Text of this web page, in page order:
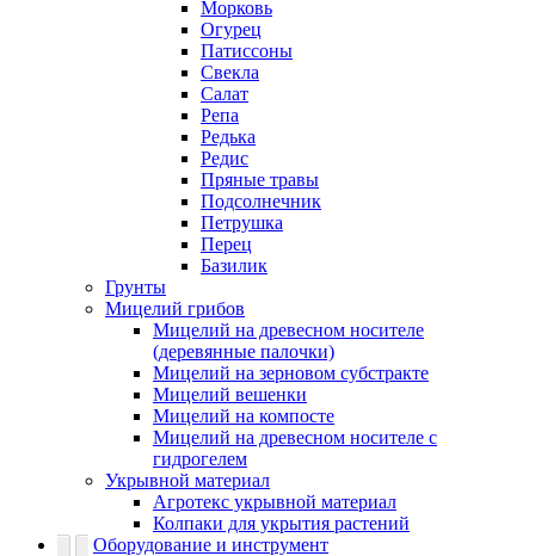
Морковь
Огурец
Патиссоны
Свекла
Салат
Репа
Редька
Редис
Пряные травы
Подсолнечник
Петрушка
Перец
Базилик
Грунты
Мицелий грибов
Мицелий на древесном носителе
(деревянные палочки)
Мицелий на зерновом субстракте
Мицелий вешенки
Мицелий на компосте
Мицелий на древесном носителе с
гидрогелем
Укрывной материал
Агротекс укрывной материал
Колпаки для укрытия растений
Оборудование и инструмент